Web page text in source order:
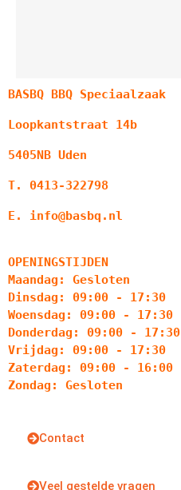
BASBQ BBQ Speciaalzaak
Loopkantstraat 14b
5405NB Uden
T. 0413-322798
E. info@basbq.nl
OPENINGSTIJDEN
Maandag: Gesloten
Dinsdag: 09:00 - 17:30
Woensdag: 09:00 - 17:30
Donderdag: 09:00 - 17:30
Vrijdag: 09:00 - 17:30
Zaterdag: 09:00 - 16:00
Zondag: Gesloten
Contact
Veel gestelde vragen